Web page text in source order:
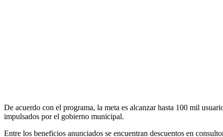
De acuerdo con el programa, la meta es alcanzar hasta 100 mil
impulsados por el gobierno municipal.
Entre los beneficios anunciados se encuentran descuentos en